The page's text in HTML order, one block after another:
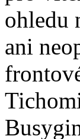
ohledu
ani